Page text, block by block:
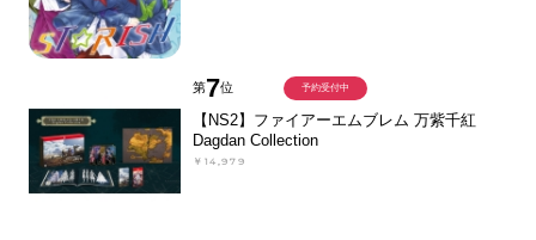
第7位
【NS2】ファイアーエムブレム 万紫千紅
Dagdan Collection
￥14,979
予約受付中